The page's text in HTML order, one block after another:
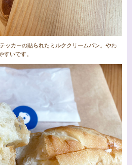
ッカーの貼られたミルククリームパン。やわ
すいです。